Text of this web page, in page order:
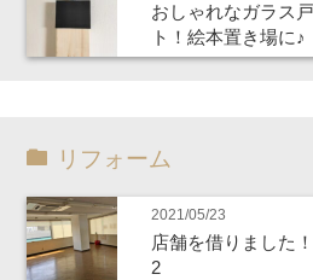
おしゃれなガラス
ト！絵本置き場に♪
リフォーム
2021/05/23
店舗を借りました
2